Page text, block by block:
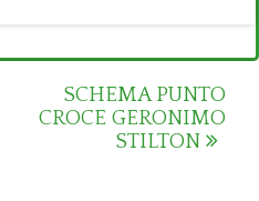
SCHEMA PUNTO
CROCE GERONIMO
STILTON